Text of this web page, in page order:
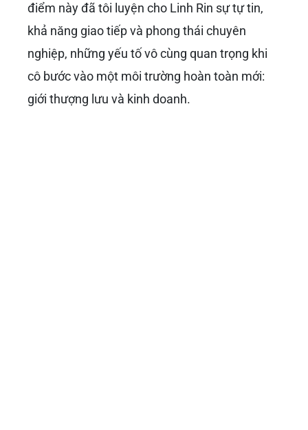
điểm này đã tôi luyện cho Linh Rin sự tự tin,
khả năng giao tiếp và phong thái chuyên
nghiệp, những yếu tố vô cùng quan trọng khi
cô bước vào một môi trường hoàn toàn mới:
giới thượng lưu và kinh doanh.